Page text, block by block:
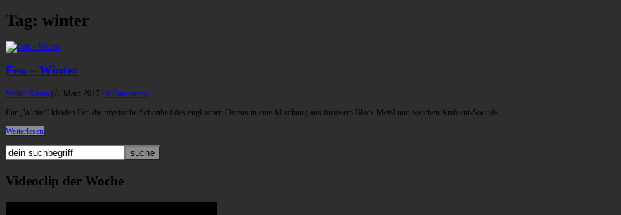
Tag: winter
Fen – Winter
Walter Kraus 8. März 2017 0 Comments
Für „Winter“ kleiden Fen die mystische Schönheit des englischen Ostens in eine Mischung aus furiosem Black Metal und weichen Ambient-Sounds.
Weiterlesen
Videoclip der Woche